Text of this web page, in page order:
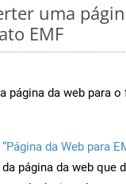
uma
EMF
página da web para o
“Página da Web para
página da web que